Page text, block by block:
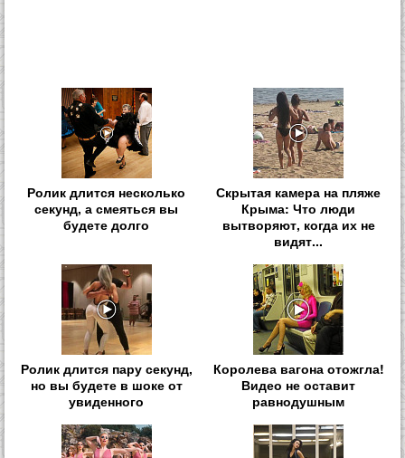
Ролик длится несколько
секунд, а смеяться вы
будете долго
Скрытая камера на пляже
Крыма: Что люди
вытворяют, когда их не
видят...
Ролик длится пару секунд,
но вы будете в шоке от
увиденного
Королева вагона отожгла!
Видео не оставит
равнодушным